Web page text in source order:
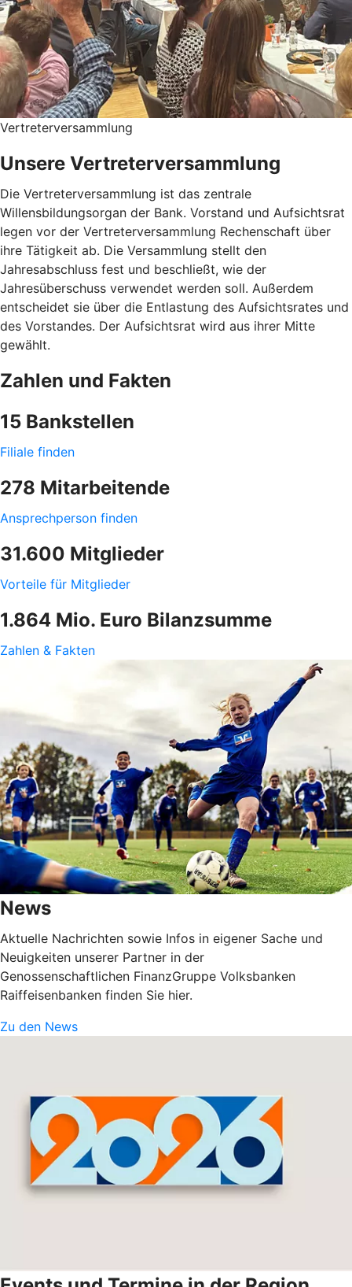
Vertreterversammlung
Unsere Vertreterversammlung
Die Vertreterversammlung ist das zentrale
Willensbildungsorgan der Bank. Vorstand und Aufsichtsrat
legen vor der Vertreterversammlung Rechenschaft über
ihre Tätigkeit ab. Die Versammlung stellt den
Jahresabschluss fest und beschließt, wie der
Jahresüberschuss verwendet werden soll. Außerdem
entscheidet sie über die Entlastung des Aufsichtsrates und
des Vorstandes. Der Aufsichtsrat wird aus ihrer Mitte
gewählt.
Zahlen und Fakten
15 Bankstellen
Filiale finden
278 Mitarbeitende
Ansprechperson finden
31.600 Mitglieder
Vorteile für Mitglieder
1.864 Mio. Euro Bilanzsumme
Zahlen & Fakten
News
Aktuelle Nachrichten sowie Infos in eigener Sache und
Neuigkeiten unserer Partner in der
Genossenschaftlichen FinanzGruppe Volksbanken
Raiffeisenbanken finden Sie hier.
Zu den News